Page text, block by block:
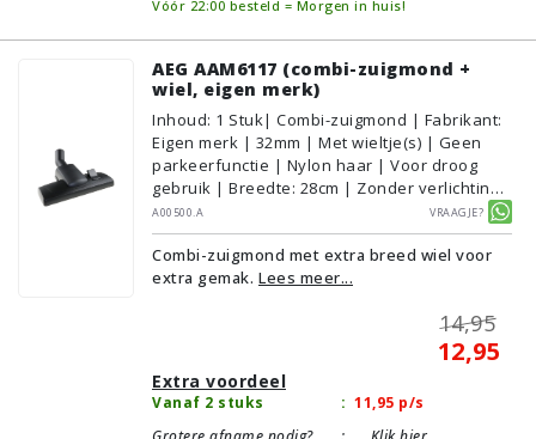
Vóór 22:00 besteld = Morgen in huis!
AEG AAM6117 (combi-zuigmond +
wiel, eigen merk)
Inhoud: 1 Stuk| Combi-zuigmond | Fabrikant:
Eigen merk | 32mm | Met wieltje(s) | Geen
parkeerfunctie | Nylon haar | Voor droog
gebruik | Breedte: 28cm | Zonder verlichting |
Zonder kliksysteem | Zwart | Alternatief |
Geschikt voor vloertype: Plavuizen/Tegels,
Parket/Laminaat, PVC/Vinyl,
Tapijt/Vloerbedekking
A00500.A Vraagje?
Combi-zuigmond met extra breed wiel voor
extra gemak. Lees meer...
14,95
12,95
Extra voordeel
Vanaf 2 stuks : 11,95 p/s